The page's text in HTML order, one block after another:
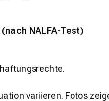
NALFA-Test)
variieren. Fotos